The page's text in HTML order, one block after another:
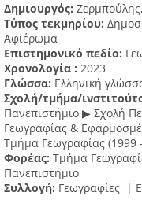
Δημιουργός:
Τύπος τεκμηρίου:
Αφιέρωμα
Επιστημονικό πεδίο:
Χρονολογία : 2023
Γλώσσα: Ελληνική
Σχολή/τμήμα/
Πανεπιστήμιο ▶ Σχολή
Γεωγραφίας &
Τμήμα Γεωγραφίας (1999
Φορέας: Τμήμα
Πανεπιστήμιο
Συλλογή: Γεωγραφίες |